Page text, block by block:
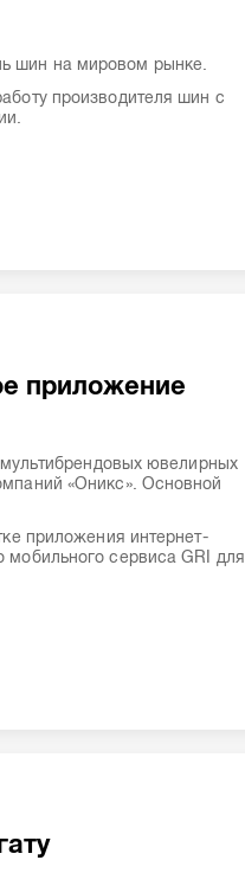
шин на мировом рынке.
производителя шин с
приложение
ювелирных
«Оникс». Основной
приложения интернет-
мобильного сервиса GRI для